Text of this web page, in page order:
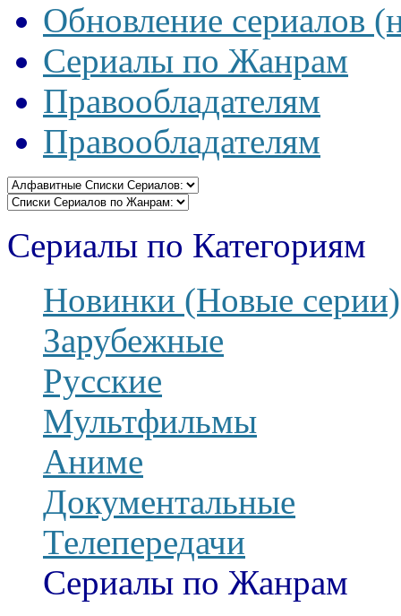
Обновление сериалов
Сериалы по Жанрам
Правообладателям
Правообладателям
Сериалы по Категориям
Новинки (Новые серии)
Зарубежные
Русские
Мультфильмы
Аниме
Документальные
Телепередачи
Сериалы по Жанрам